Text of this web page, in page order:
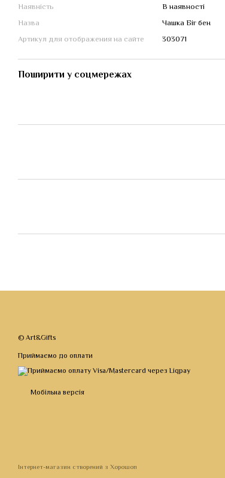
Наявність
В наявності
Назва
Чашка Біг бен
Артикул для отображения на сайте
303071
Поширити у соцмережах
© Art&Gifts
Приймаємо до оплати
Мобільна версія
Інтернет-магазин створений з Хорошоп